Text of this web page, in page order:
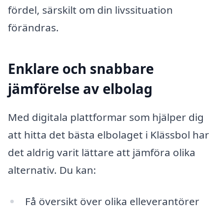
fördel, särskilt om din livssituation
förändras.
Enklare och snabbare
jämförelse av elbolag
Med digitala plattformar som hjälper dig
att hitta det bästa elbolaget i Klässbol har
det aldrig varit lättare att jämföra olika
alternativ. Du kan:
Få översikt över olika elleverantörer